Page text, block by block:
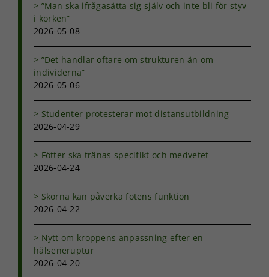
”Man ska ifrågasätta sig själv och inte bli för styv
i korken”
2026-05-08
”Det handlar oftare om strukturen än om
individerna”
2026-05-06
Studenter protesterar mot distansutbildning
2026-04-29
Fötter ska tränas specifikt och medvetet
2026-04-24
Skorna kan påverka fotens funktion
2026-04-22
Nytt om kroppens anpassning efter en
hälseneruptur
2026-04-20
Marknadsföring
intressen och ditt
beteende när du
anpassat innehåll
och erbjudanden.